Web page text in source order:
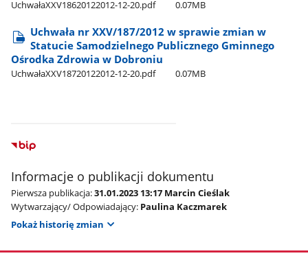
UchwałaXXV18620122012-12-20.pdf 0.07MB
Uchwała nr XXV/187/2012 w sprawie zmian w
Statucie Samodzielnego Publicznego Gminnego
Ośrodka Zdrowia w Dobroniu
UchwałaXXV18720122012-12-20.pdf 0.07MB
Informacje o publikacji dokumentu
Pierwsza publikacja:31.01.2023 13:17 Marcin Cieślak
Wytwarzający/ Odpowiadający: Paulina Kaczmarek
Pokaż historię zmian